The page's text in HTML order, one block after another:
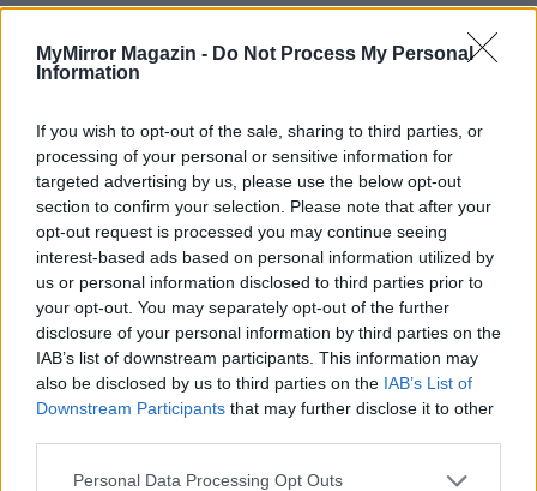
MyMirror Magazin - Do Not Process My Personal
Information
If you wish to opt-out of the sale, sharing to third parties, or
processing of your personal or sensitive information for
targeted advertising by us, please use the below opt-out
section to confirm your selection. Please note that after your
opt-out request is processed you may continue seeing
interest-based ads based on personal information utilized by
us or personal information disclosed to third parties prior to
your opt-out. You may separately opt-out of the further
disclosure of your personal information by third parties on the
IAB’s list of downstream participants. This information may
also be disclosed by us to third parties on the IAB’s List of
Downstream Participants that may further disclose it to other
Personal Data Processing Opt Outs
Minka 14. rész
Minka 13. rész
Halál a Tresco-szigeten – A Josh
Clayton-ügy
HOZZÁSZÓLOK A CIKKHEZ